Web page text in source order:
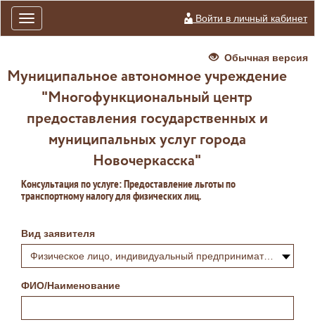
Toggle
navigation
Войти в личный кабинет
Обычная версия
Муниципальное автономное учреждение
"Многофункциональный центр
предоставления государственных и
муниципальных услуг города
Новочеркасска"
Консультация по услуге: Предоставление льготы по
транспортному налогу для физических лиц.
Вид заявителя
Физическое лицо, индивидуальный предприниматель или самозанятый
ФИО/Наименование